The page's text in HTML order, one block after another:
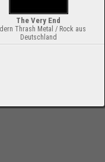
The Very End
Thrash Metal / Rock aus
Deutschland